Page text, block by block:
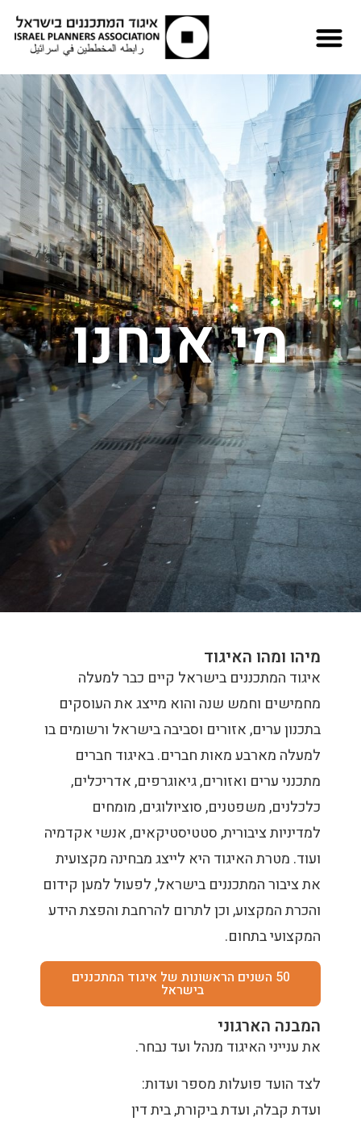
מי אנחנו
מיהו ומהו האיגוד
איגוד המתכננים בישראל קיים כבר למעלה
מחמישים וחמש שנה והוא מייצג את העוסקים
בתכנון ערים, אזורים וסביבה בישראל ורשומים בו
למעלה מארבע מאות חברים. באיגוד חברים
מתכנני ערים ואזורים, גיאוגרפים, אדריכלים,
כלכלנים, משפטנים, סוציולוגים, מומחים
למדיניות ציבורית, סטטיסטיקאים, אנשי אקדמיה
ועוד. מטרת האיגוד היא לייצג מבחינה מקצועית
את ציבור המתכננים בישראל, לפעול למען קידום
והכרת המקצוע, וכן לתרום להרחבת והפצת הידע
המקצועי בתחום.
50 השנים הראשונות של איגוד המתכננים
בישראל
המבנה הארגוני
את ענייני האיגוד מנהל ועד נבחר.
לצד הועד פועלות מספר ועדות:
ועדת קבלה, ועדת ביקורת, בית דין